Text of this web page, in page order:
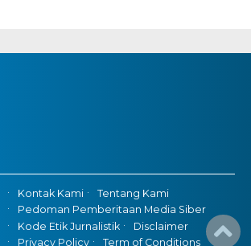
Kontak Kami
Tentang Kami
Pedoman Pemberitaan Media Siber
Kode Etik Jurnalistik
Disclaimer
Privacy Policy
Term of Conditions